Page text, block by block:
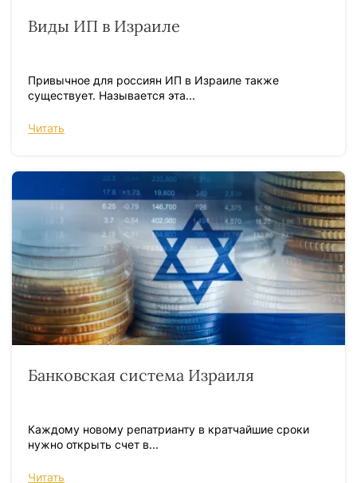
Виды ИП в Израиле
Привычное для россиян ИП в Израиле также
существует. Называется эта...
Читать
Банковская система Израиля
Каждому новому репатрианту в кратчайшие сроки
нужно открыть счет в...
Читать